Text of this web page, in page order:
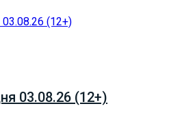
03.08.26 (12+)